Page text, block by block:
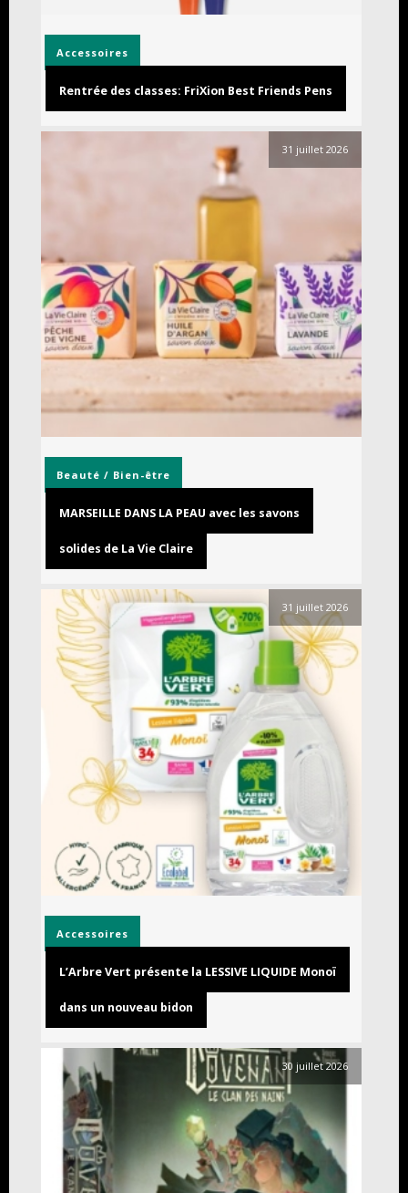
Accessoires
Rentrée des classes: FriXion Best Friends Pens
31 juillet 2026
Beauté / Bien-être
MARSEILLE DANS LA PEAU avec les savons
solides de La Vie Claire
31 juillet 2026
Accessoires
L’Arbre Vert présente la LESSIVE LIQUIDE Monoï
dans un nouveau bidon
30 juillet 2026